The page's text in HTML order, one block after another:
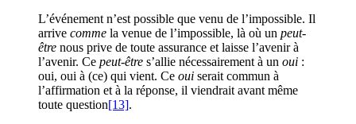
L’événement n’est possible que venu de l’impossible. Il
arrive comme la venue de l’impossible, là où un peut-
être nous prive de toute assurance et laisse l’avenir à
l’avenir. Ce peut-être s’allie nécessairement à un oui :
oui, oui à (ce) qui vient. Ce oui serait commun à
l’affirmation et à la réponse, il viendrait avant même
toute question[13].